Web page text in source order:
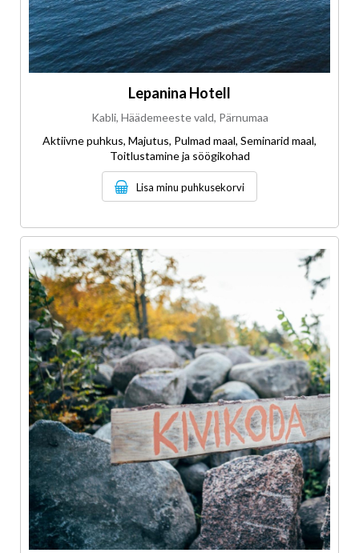
Lepanina Hotell
Kabli, Häädemeeste vald, Pärnumaa
Aktiivne puhkus, Majutus, Pulmad maal, Seminarid maal,
Toitlustamine ja söögikohad
Lisa minu puhkusekorvi